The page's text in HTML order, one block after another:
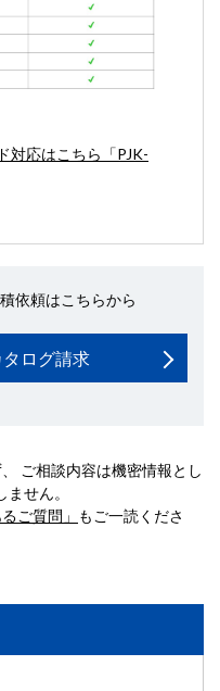
対応はこちら「PJK-
依頼はこちらから
ログ請求
ご相談内容は機密情報とし
せん。
ご質問」 もご一読くださ